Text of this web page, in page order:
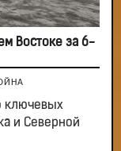
Востоке за 6-
ключевых
и Северной